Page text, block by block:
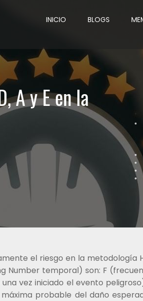
INICIO BLOGS
A y E en la
el riesgo en la metodología
Number temporal) son: F
vez iniciado el evento
probable del daño